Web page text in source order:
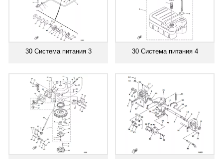
30 Система питания 3 30 Система питания 4